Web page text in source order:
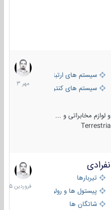
سیستم های ارتباطی و جمع آوری
سیستم های کنترل آتش و تجهیزات
مخابراتی و ...
1
مهر
1403
تیربارها
پیستول ها و رولورها
شاتگان ها
17
فروردین
1405